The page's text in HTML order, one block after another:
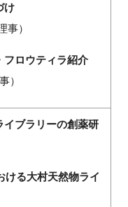
け
事）
フロウティラ紹介
）
イブラリーの創薬研
る大村天然物ライ